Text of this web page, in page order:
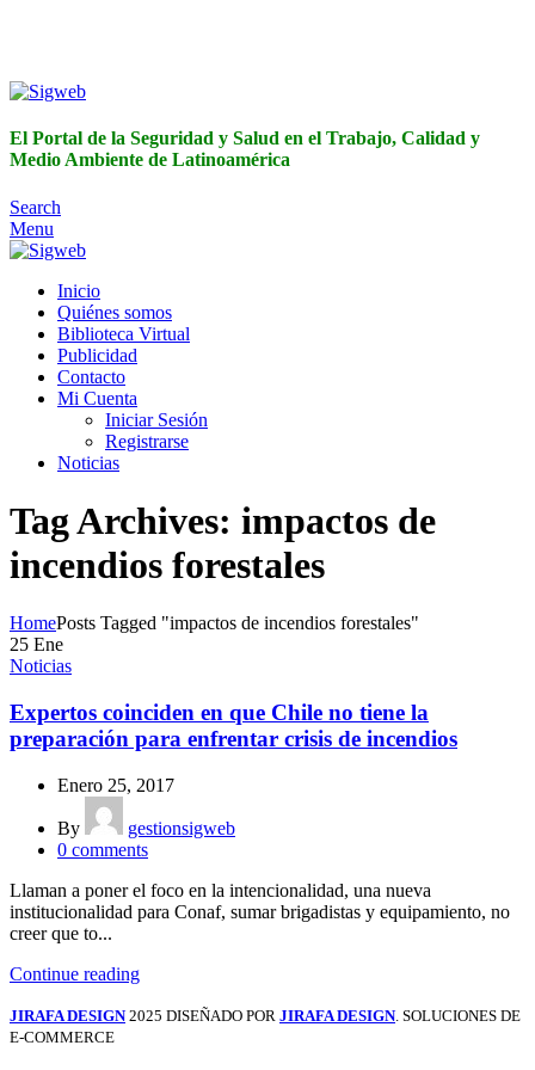
El Portal de la Seguridad y Salud en el Trabajo, Calidad y
Medio Ambiente de Latinoamérica
Search
Menu
Inicio
Quiénes somos
Biblioteca Virtual
Publicidad
Contacto
Mi Cuenta
Iniciar Sesión
Registrarse
Noticias
Tag Archives: impactos de
incendios forestales
HomePosts Tagged "impactos de incendios forestales"
25 Ene
Noticias
Expertos coinciden en que Chile no tiene la
preparación para enfrentar crisis de incendios
Enero 25, 2017
By
gestionsigweb
0 comments
Llaman a poner el foco en la intencionalidad, una nueva
institucionalidad para Conaf, sumar brigadistas y equipamiento, no
creer que to...
Continue reading
JIRAFA DESIGN 2025 DISEÑADO POR JIRAFA DESIGN. SOLUCIONES DE
E-COMMERCE